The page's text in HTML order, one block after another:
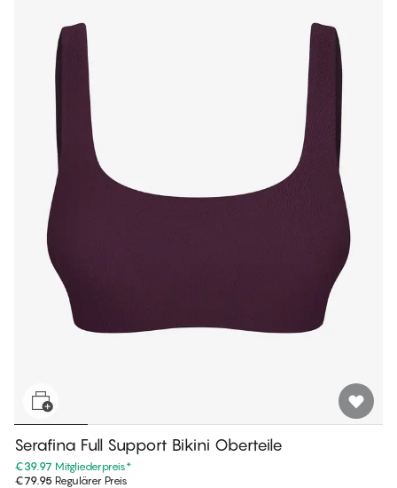
Serafina Full Support Bikini Oberteile
€39.97 Mitgliederpreis*
€79.95 Regulärer Preis